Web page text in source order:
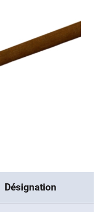
Désignation